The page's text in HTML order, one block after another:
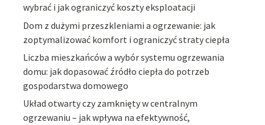
wybrać i jak ograniczyć koszty eksploatacji
Dom z dużymi przeszkleniami a ogrzewanie: jak
zoptymalizować komfort i ograniczyć straty ciepła
Liczba mieszkańców a wybór systemu ogrzewania
domu: jak dopasować źródło ciepła do potrzeb
gospodarstwa domowego
Układ otwarty czy zamknięty w centralnym
ogrzewaniu – jak wpływa na efektywność,